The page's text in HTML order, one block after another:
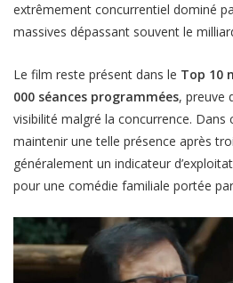
extrêmement concurrentiel dominé
massives dépassant souvent le
Le film reste présent dans le Top 10
000 séances programmées, preuve
visibilité malgré la concurrence. Dans
maintenir une telle présence après
généralement un indicateur
pour une comédie familiale portée par